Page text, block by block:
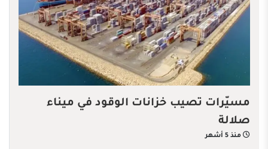
مسيّرات تصيب خزانات الوقود في ميناء
صلالة
منذ 5 أشهر